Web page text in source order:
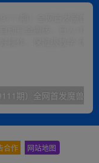
合作 网站地图